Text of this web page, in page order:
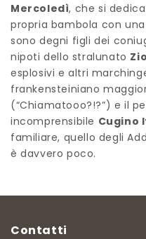
Mercoledì, che si
propria bambola con
sono degni figli dei
nipoti dello stralunato
esplosivi e altri
frankensteiniano
(“Chiamatooo?!?”) e il
incomprensibile Cugino
familiare, quello degli
è davvero poco.
Contatti